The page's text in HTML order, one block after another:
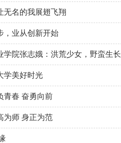
无名的我展翅飞翔
，业从创新开始
学院张志娥：洪荒少女，野蛮生长
学美好时光
青春 奋勇向前
为师 身正为范